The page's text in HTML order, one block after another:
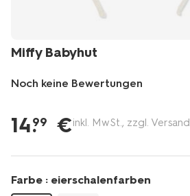
Miffy Babyhut
Noch keine Bewertungen
de/baby/babykleidung/baby-
accessoires/miffy-
33200501.html
14.
99 €inkl. MwSt., zzgl. Versand
Farbe : eierschalenfarben